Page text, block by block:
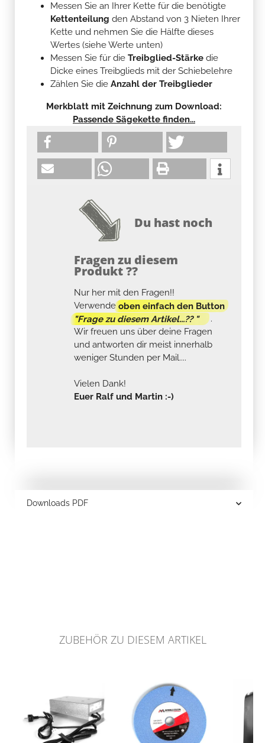
Messen Sie an Ihrer Kette für die benötigte
Kettenteilung den Abstand von 3 Nieten Ihrer
Kette und nehmen Sie die Hälfte dieses
Wertes (siehe Werte unten)
Messen Sie für die Treibglied-Stärke die
Dicke eines Treibglieds mit der Schiebelehre
Zählen Sie die Anzahl der Treibglieder
Merkblatt mit Zeichnung zum Download:
Passende Sägekette finden...
Du hast noch
Fragen zu diesem
Produkt ??
Nur her mit den Fragen!!
Verwendeoben einfach den Button
"Frage zu diesem Artikel...?? "
.
Wir freuen uns über deine Fragen
und antworten dir meist innerhalb
weniger Stunden per Mail....
Vielen Dank!
Euer Ralf und Martin :-)
Downloads PDF
ZUBEHÖR ZU DIESEM ARTIKEL